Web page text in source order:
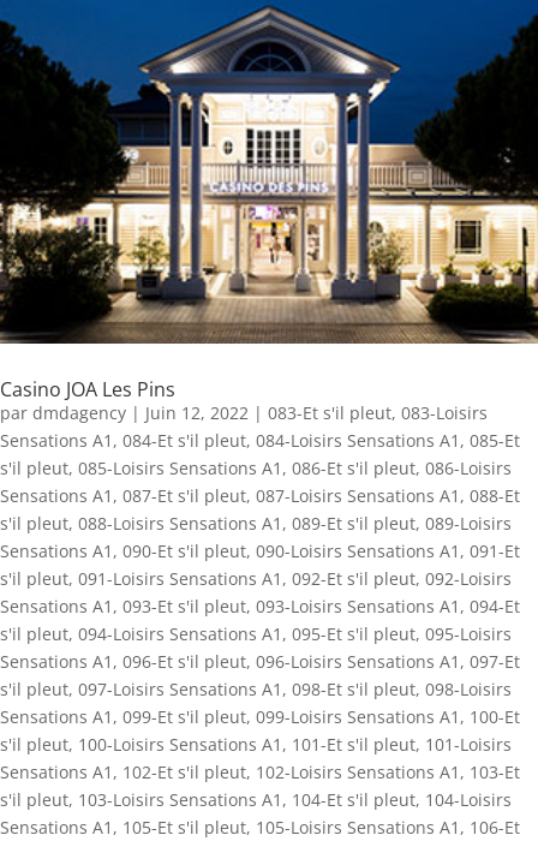
Casino JOA Les Pins
par dmdagency | Juin 12, 2022 | 083-Et s'il pleut, 083-Loisirs
Sensations A1 , 084-Et s'il pleut, 084-Loisirs Sensations A1 , 085-Et
s'il pleut, 085-Loisirs Sensations A1 , 086-Et s'il pleut, 086-Loisirs
Sensations A1 , 087-Et s'il pleut, 087-Loisirs Sensations A1 , 088-Et
s'il pleut, 088-Loisirs Sensations A1 , 089-Et s'il pleut, 089-Loisirs
Sensations A1 , 090-Et s'il pleut, 090-Loisirs Sensations A1 , 091-Et
s'il pleut, 091-Loisirs Sensations A1 , 092-Et s'il pleut, 092-Loisirs
Sensations A1 , 093-Et s'il pleut, 093-Loisirs Sensations A1 , 094-Et
s'il pleut, 094-Loisirs Sensations A1 , 095-Et s'il pleut, 095-Loisirs
Sensations A1 , 096-Et s'il pleut, 096-Loisirs Sensations A1 , 097-Et
s'il pleut, 097-Loisirs Sensations A1 , 098-Et s'il pleut, 098-Loisirs
Sensations A1 , 099-Et s'il pleut, 099-Loisirs Sensations A1 , 100-Et
s'il pleut, 100-Loisirs Sensations A1 , 101-Et s'il pleut, 101-Loisirs
Sensations A1 , 102-Et s'il pleut, 102-Loisirs Sensations A1 , 103-Et
s'il pleut, 103-Loisirs Sensations A1 , 104-Et s'il pleut, 104-Loisirs
Sensations A1 , 105-Et s'il pleut, 105-Loisirs Sensations A1 , 106-Et